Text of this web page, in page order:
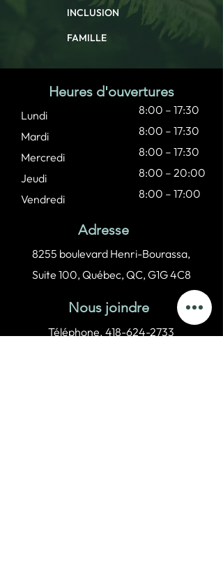
INCLUSION
FAMILLE
Heures d'ouvertures
Lundi
Mardi
Mercredi
Jeudi
Vendredi
8:00 – 17:30
8:00 – 17:30
8:00 – 17:30
8:00 – 20:00
8:00 – 17:00​
Adresse
8255 boulevard Henri-Bourassa,
Suite 100, Québec, QC, G1G 4C8
Nous joindre
Téléphone. 418-624-2733